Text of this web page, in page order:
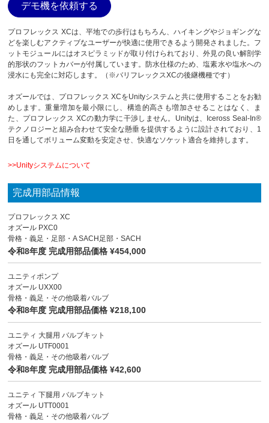
デモ機を依頼する
プロフレックス XCは、平地での歩行はもちろん、ハイキングやジョギングな
どを楽しむアクティブなユーザーが快適に使用できるよう開発されました。フ
ットモジュールにはオスピラミッドが取り付けられており、外見の良い解剖学
的形状のフットカバーが付属しています。防水仕様のため、塩素水や塩水への
浸水にも完全に対応します。（※バリフレックスXCの後継機種です）
オズールでは、プロフレックス XCをUnityシステムと共に使用することをお勧
めします。重量増加を最小限にし、構造的高さも増加させることはなく、ま
た、プロフレックス XCの動力学に干渉しません。Unityは、Iceross Seal-In®
テクノロジーと組み合わせて安全な懸垂を提供するように設計されており、1
日を通してボリューム変動を安定させ、快適なソケット適合を維持します。
>>Unityシステムについて
完成用部品情報
プロフレックス XC
オズール PXC0
骨格・義足・足部・A SACH足部・SACH
令和8年度 完成用部品価格 ¥454,000
ユニティポンプ
オズール UXX00
骨格・義足・その他吸着バルブ
令和8年度 完成用部品価格 ¥218,100
ユニティ 大腿用 バルブキット
オズール UTF0001
骨格・義足・その他吸着バルブ
令和8年度 完成用部品価格 ¥42,600
ユニティ 下腿用 バルブキット
オズール UTT0001
骨格・義足・その他吸着バルブ